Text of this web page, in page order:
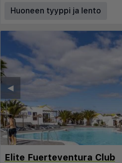
Huoneen tyyppi ja lento
◀︎
Elite Fuerteventura Club